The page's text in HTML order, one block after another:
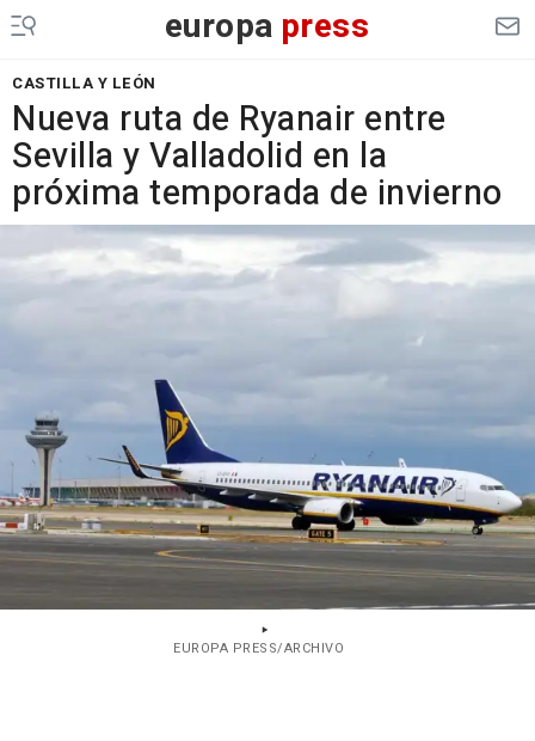
europa press
CASTILLA Y LEÓN
Nueva ruta de Ryanair entre
Sevilla y Valladolid en la
próxima temporada de invierno
EUROPA PRESS/ARCHIVO